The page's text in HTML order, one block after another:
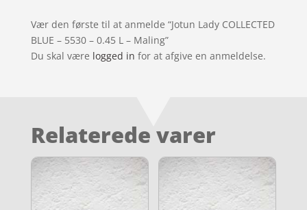
Vær den første til at anmelde “Jotun Lady COLLECTED
BLUE – 5530 – 0.45 L – Maling”
Du skal være logged in for at afgive en anmeldelse.
Relaterede varer